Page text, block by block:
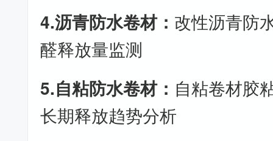
4.沥青防水卷材： 改性沥青防
醛释放量监测
5.自粘防水卷材： 自粘卷材胶
长期释放趋势分析